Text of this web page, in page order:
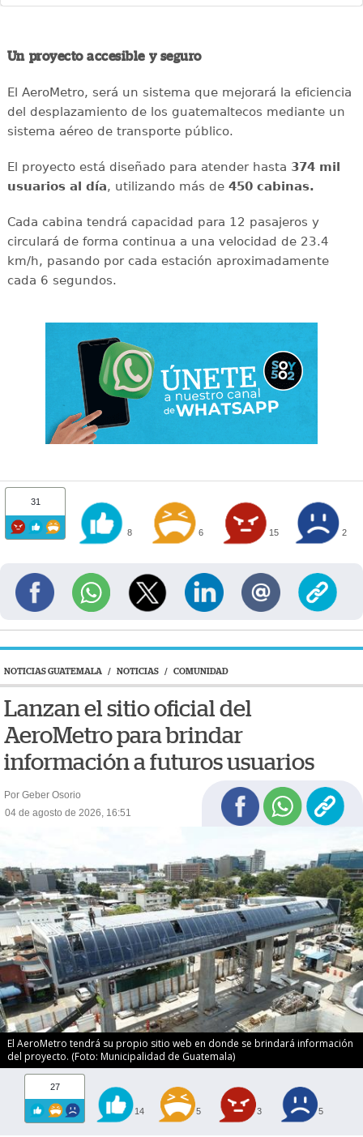
Un proyecto accesible y seguro
El AeroMetro, será un sistema que mejorará la eficiencia
del desplazamiento de los guatemaltecos mediante un
sistema aéreo de transporte público.
El proyecto está diseñado para atender hasta 374 mil
usuarios al día, utilizando más de 450 cabinas.
Cada cabina tendrá capacidad para 12 pasajeros y
circulará de forma continua a una velocidad de 23.4
km/h, pasando por cada estación aproximadamente
cada 6 segundos.
31
8 6 15 2
NOTICIAS GUATEMALA / NOTICIAS / COMUNIDAD
Lanzan el sitio oficial del
AeroMetro para brindar
información a futuros usuarios
Por Geber Osorio
04 de agosto de 2026, 16:51
El AeroMetro tendrá su propio sitio web en donde se brindará información
del proyecto. (Foto: Municipalidad de Guatemala)
27
14 5 3 5